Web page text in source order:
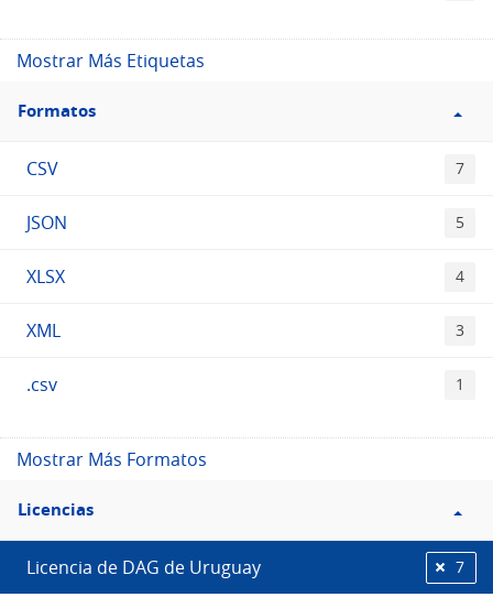
Mostrar Más Etiquetas
Filtro
Formatos
Formatos
CSV 7
JSON 5
XLSX 4
XML 3
.csv 1
Mostrar Más Formatos
Filtro
Licencias
Licencias
Licencia de DAG de Uruguay 7